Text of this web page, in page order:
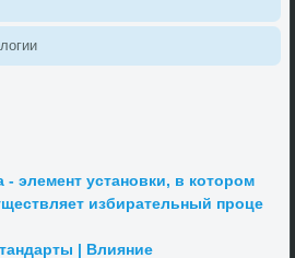
- элемент установки, в котором
избирательный проце
| Влияние